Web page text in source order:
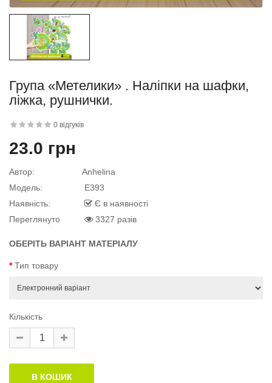
дитини»..
матеріал
матеріал
Група «Метелики» . Наліпки на шафки,
ліжка, рушнички.
0 відгуків
23.0 грн
Автор:
Anhelina
Модель:
E393
Наявність:
Є в наявності
Переглянуто
3327 разів
ОБЕРІТЬ ВАРІАНТ МАТЕРІАЛУ
Тип товару
Кількість